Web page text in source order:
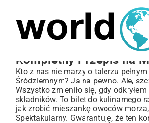
Kompletny Przepis na
Kto z nas nie marzy o talerzu
Śródziemnym? Ja na pewno. Ale,
Wszystko zmieniło się, gdy
składników. To bilet do kulinarnego
jak zrobić mieszankę owoców
Spektakularny. Gwarantuję, że ten